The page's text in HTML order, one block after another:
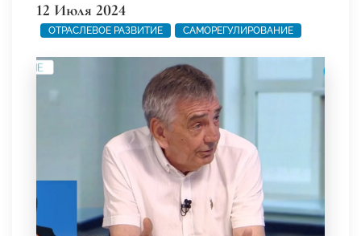
12 Июля 2024
ОТРАСЛЕВОЕ РАЗВИТИЕ САМОРЕГУЛИРОВАНИЕ